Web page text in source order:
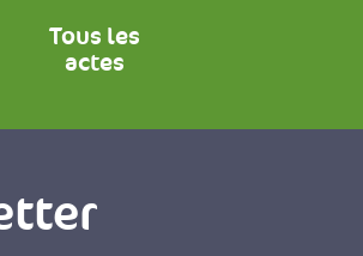
Tous les
actes